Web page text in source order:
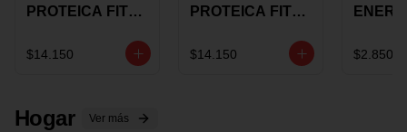
PROTEICA FIT
CHOCOLATE X
$14.150
PROTEICA FIT
GRS
$14.150
STACK 6G
$2.850
Hogar Ver más